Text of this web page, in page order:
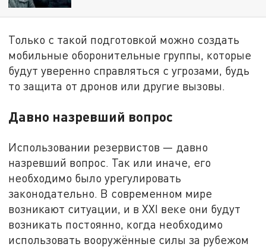
Только с такой подготовкой можно создать
мобильные оборонительные группы, которые
будут уверенно справляться с угрозами, будь
то защита от дронов или другие вызовы.
Давно назревший вопрос
Использовании резервистов — давно
назревший вопрос. Так или иначе, его
необходимо было урегулировать
законодательно. В современном мире
возникают ситуации, и в XXI веке они будут
возникать постоянно, когда необходимо
использовать вооружённые силы за рубежом